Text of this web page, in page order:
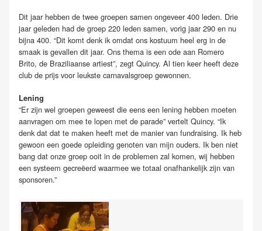
Dit jaar hebben de twee groepen samen ongeveer 400 leden. Drie
jaar geleden had de groep 220 leden samen, vorig jaar 290 en nu
bijna 400. “Dit komt denk ik omdat ons kostuum heel erg in de
smaak is gevallen dit jaar. Ons thema is een ode aan Romero
Brito, de Braziliaanse artiest”, zegt Quincy. Al tien keer heeft deze
club de prijs voor leukste carnavalsgroep gewonnen.
Lening
“Er zijn wel groepen geweest die eens een lening hebben moeten
aanvragen om mee te lopen met de parade” vertelt Quincy. “Ik
denk dat dat te maken heeft met de manier van fundraising. Ik heb
gewoon een goede opleiding genoten van mijn ouders. Ik ben niet
bang dat onze groep ooit in de problemen zal komen, wij hebben
een systeem gecreëerd waarmee we totaal onafhankelijk zijn van
sponsoren.”